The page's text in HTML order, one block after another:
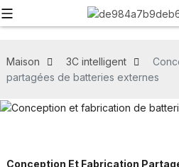
Maison 3C intelligent
partagées de batteries externes
Conception Et Fabrication